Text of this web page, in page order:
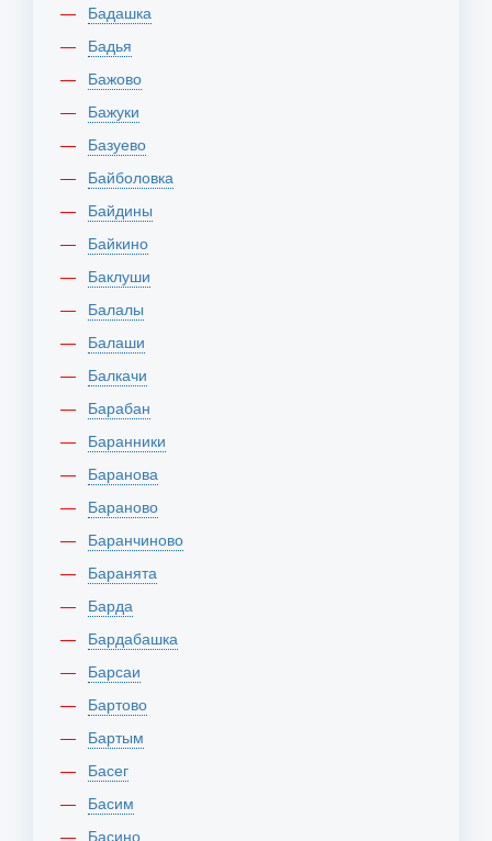
Бадашка
Бадья
Бажово
Бажуки
Базуево
Байболовка
Байдины
Байкино
Баклуши
Балалы
Балаши
Балкачи
Барабан
Баранники
Баранова
Бараново
Баранчиново
Баранята
Барда
Бардабашка
Барсаи
Бартово
Бартым
Басег
Басим
Басино